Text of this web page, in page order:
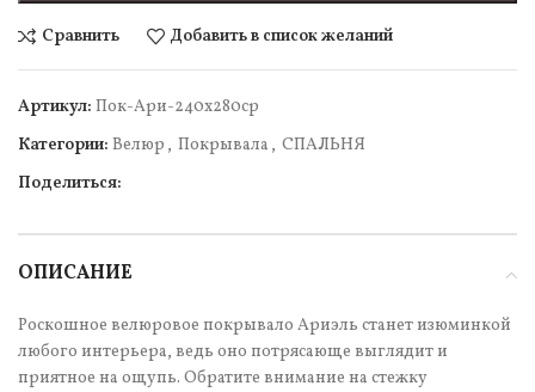
Сравнить Добавить в список желаний
Артикул: Пок-Ари-240x280ср
Категории: Велюр , Покрывала , СПАЛЬНЯ
Поделиться:
ОПИСАНИЕ
Роскошное велюровое покрывало Ариэль станет изюминкой
любого интерьера, ведь оно потрясающе выглядит и
приятное на ощупь. Обратите внимание на стежку